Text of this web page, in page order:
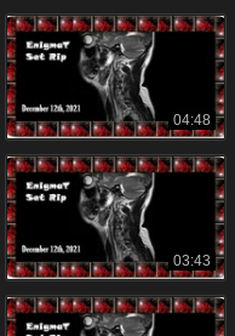
04:48
03:43